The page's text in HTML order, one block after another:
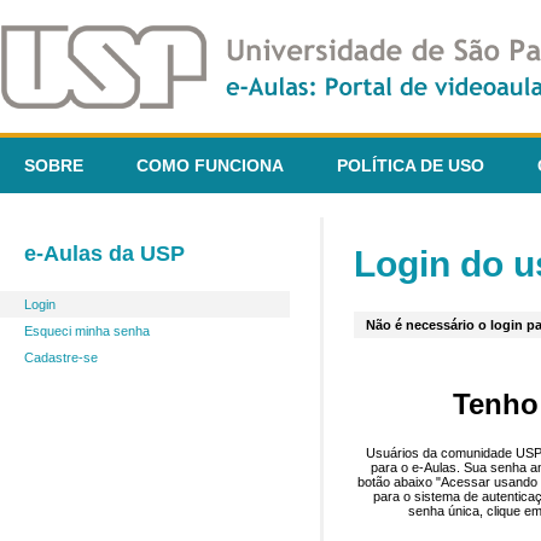
SOBRE COMO FUNCIONA POLÍTICA DE USO
e-Aulas da USP
Login
Esqueci minha senha
Cadastre-se
Login do
Não é necessário o login
Usuários da comunidade
para o e-Aulas. Sua senha
botão abaixo "Acessar
para o sistema de
senha única, clique